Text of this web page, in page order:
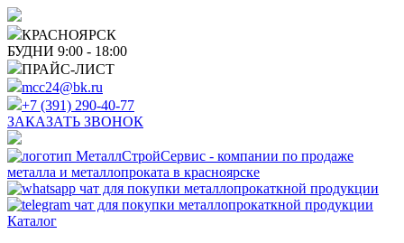
КРАСНОЯРСК
БУДНИ 9:00 - 18:00
ПРАЙС-ЛИСТ
mcc24@bk.ru
+7 (391) 290-40-77
ЗАКАЗАТЬ ЗВОНОК
Каталог